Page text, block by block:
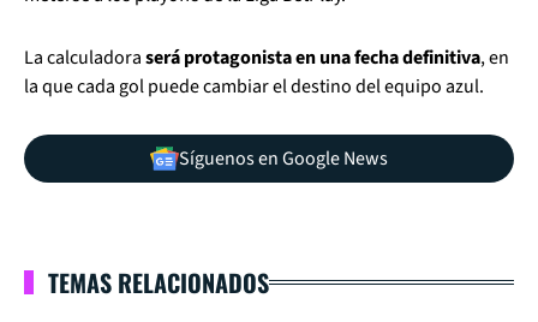
La calculadoraserá protagonista en una fecha definitiva, en
la que cada gol puede cambiar el destino del equipo azul.
Síguenos en Google News
TEMAS RELACIONADOS